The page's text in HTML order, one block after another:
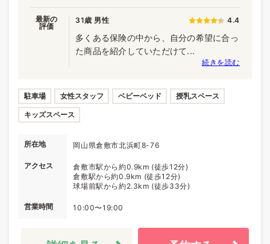
最新の
評価
31歳 男性 4.4
多くある保険の中から、自分の希望に合っ
た商品を紹介していただけて...
続きを読む
駐車場 女性スタッフ ベビーベッド 授乳スペース
キッズスペース
所在地 岡山県倉敷市北浜町8-76
アクセス
倉敷市駅から約0.9km (徒歩12分)
倉敷駅から約0.9km (徒歩12分)
球場前駅から約2.3km (徒歩33分)
営業時間 10:00〜19:00